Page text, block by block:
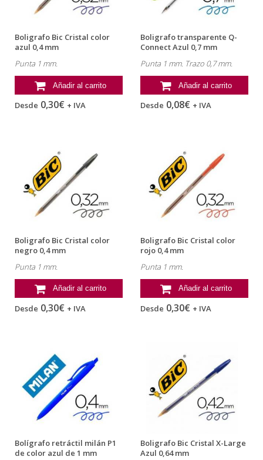
Boligrafo Bic Cristal color
azul 0,4 mm
Punta 1 mm.
Añadir al carrito
Desde 0,30€ + IVA
Boligrafo transparente Q-
Connect Azul 0,7 mm
Punta 1 mm. Trazo 0,7 mm.
Añadir al carrito
Desde 0,08€ + IVA
Boligrafo Bic Cristal color
negro 0,4 mm
Punta 1 mm.
Añadir al carrito
Desde 0,30€ + IVA
Boligrafo Bic Cristal color
rojo 0,4 mm
Punta 1 mm.
Añadir al carrito
Desde 0,30€ + IVA
Bolígrafo retráctil milán P1
de color azul de 1 mm
Boligrafo Bic Cristal X-Large
Azul 0,64 mm